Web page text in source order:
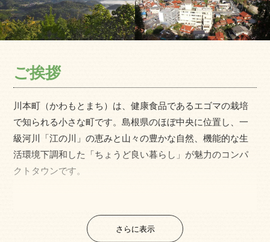
ご挨拶
川本町（かわもとまち）は、健康食品であるエゴマの栽培
で知られる小さな町です。島根県のほぼ中央に位置し、一
級河川「江の川」の恵みと山々の豊かな自然、機能的な生
活環境下調和した「ちょうど良い暮らし」が魅力のコンパ
クトタウンです。
レトロな町並みを残す弓市地区と、段々畑など日本の原風
景を望むことができる三原地区、ドラッグストアーやコン
さらに表示